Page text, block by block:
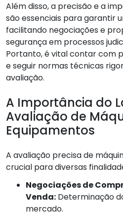
Além disso, a precisão e a
são essenciais para garantir
facilitando negociações e
segurança em processos
Portanto, é vital contar com
e seguir normas técnicas
avaliação.
A Importância do
Avaliação de
Equipamentos
A avaliação precisa de
crucial para diversas
Negociações de
Venda: Determinação
mercado.